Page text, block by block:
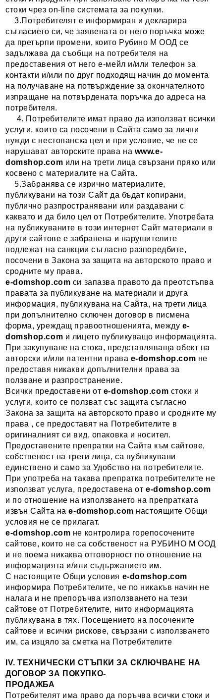
стоки чрез on-line системата за покупки.
3.Потребителят е информиран и декларира
съгласието си, че заявената от него поръчка може
да претърпи промени, които Рубино М ООД се
задължава да съобщи на потребителя на
предоставения от него е-мейл и/или телефон за
контакти и/или по друг подходящ начин до момента
на получаване на потвърждение за окончателното
изпращане на потвърдената поръчка до адреса на
потребителя.
4. Потребителите имат право да използват всички
услуги, които са посочени в Сайта само за лични
нужди с нестопанска цел и при условие, че не се
нарушават авторските права на www.e-
domshop.com или на трети лица свързани пряко или
косвено с материалите на Сайта.
5.Забранява се изрично материалите,
публикувани на този Сайт да бъдат копирани,
публично разпространявани или раздавани с
каквато и да било цел от Потребителите. Употребата
на публикуваните в този интернет Сайт материали в
други сайтове е забранена и нарушителите
подлежат на санкции съгласно разпоредбите,
посочени в Закона за защита на авторското право и
сродните му права.
e-domshop.com си запазва правото да преотстъпва
правата за публикуване на материали и друга
информация, публикувана на Сайта, на трети лица
при допълнително сключен договор в писмена
форма, уреждащ правоотношенията, между e-
domshop.com и лицето публикуващо информацията.
При закупуване на стока, представляваща обект на
авторски и/или патентни права e-domshop.com не
предоставя никакви допълнителни права за
ползване и разпространение.
Всички предоставени от e-domshop.com стоки и
услуги, които се ползват със защита съгласно
Закона за защита на авторското право и сродните му
права , се предоставят на Потребителите в
оригиналният си вид, опаковка и носител.
Предоставените препратки на Сайта към сайтове,
собственост на трети лица, са публикувани
единствено и само за Удобство на потребителите.
При употреба на такава препратка потребителите не
използват услуга, предоставена отe-domshop.com
и по отношение на използването на препратката
извън Сайта наe-domshop.com настоящите Общи
условия не се прилагат.
e-domshop.com не контролира горепосочените
сайтове, които не са собственост на РУБИНО М ООД
и не поема никаква отговорност по отношение на
информацията и/или съдържанието им.
С настоящите Общи условия e-domshop.com
информира Потребителите, че по никакъв начин не
налага и не препоръчва използването на тези
сайтове от Потребителите, нито информацията
публикувана в тях. Посещението на посочените
сайтове и всички рискове, свързани с използването
им, са изцяло за сметка на Потребителите
IV. ТЕХНИЧЕСКИ СТЪПКИ ЗА СКЛЮЧВАНЕ НА
ДОГОВОР ЗА ПОКУПКО-
ПРОДАЖБА
Потребителят има право да поръчва всички стоки и